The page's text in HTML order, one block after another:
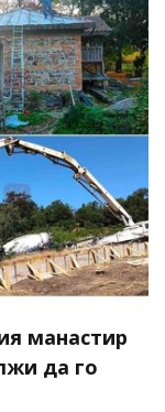
манастир
да го